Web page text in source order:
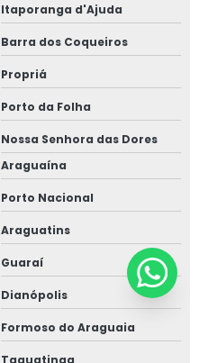
Itaporanga d'Ajuda
Barra dos Coqueiros
Propriá
Porto da Folha
Nossa Senhora das Dores
Araguaína
Porto Nacional
Araguatins
Guaraí
Dianópolis
Formoso do Araguaia
Taguatinga